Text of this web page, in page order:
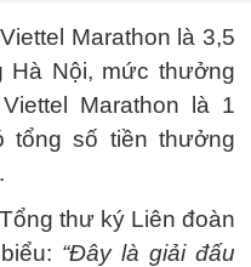
Marathon là 3,5
Hà Nội, mức thưởng
Marathon là 1
tổng số tiền thưởng
thư ký Liên đoàn
“Đây là giải đấu